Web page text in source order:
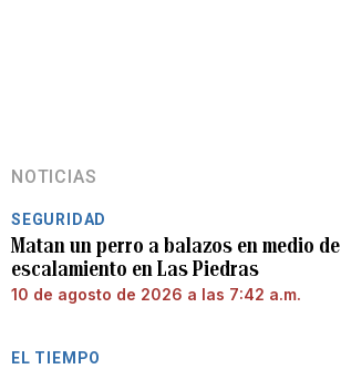
NOTICIAS
SEGURIDAD
Matan un perro a balazos en medio de
escalamiento en Las Piedras
10 de agosto de 2026 a las 7:42 a.m.
EL TIEMPO